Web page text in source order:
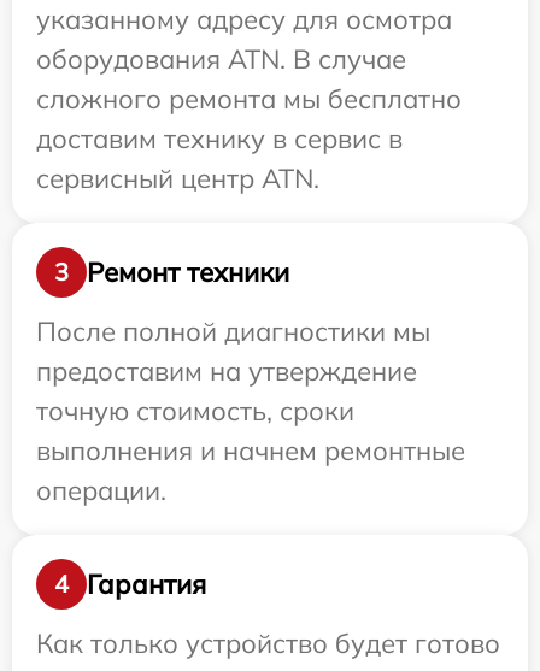
указанному адресу для осмотра
оборудования ATN. В случае
сложного ремонта мы бесплатно
доставим технику в сервис в
сервисный центр ATN.
3
Ремонт техники
После полной диагностики мы
предоставим на утверждение
точную стоимость, сроки
выполнения и начнем ремонтные
операции.
4
Гарантия
Как только устройство будет готово